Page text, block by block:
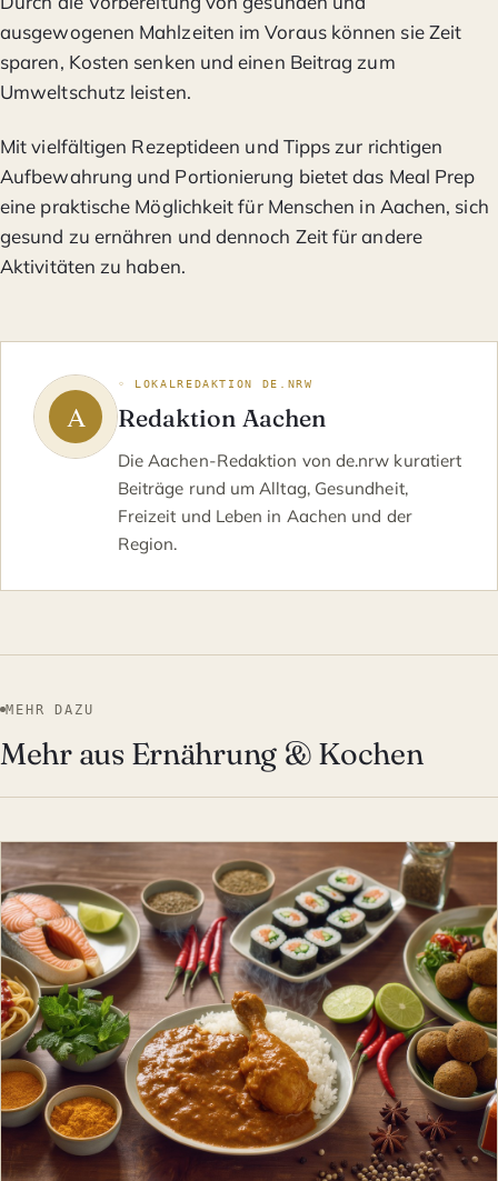
ausgewogenen Mahlzeiten im Voraus können sie Zeit
sparen, Kosten senken und einen Beitrag zum
Umweltschutz leisten.
Mit vielfältigen Rezeptideen und Tipps zur richtigen
Aufbewahrung und Portionierung bietet das Meal Prep
eine praktische Möglichkeit für Menschen in Aachen, sich
gesund zu ernähren und dennoch Zeit für andere
Aktivitäten zu haben.
◦ LOKALREDAKTION DE.NRW
Redaktion Aachen
Die Aachen-Redaktion von de.nrw kuratiert
Beiträge rund um Alltag, Gesundheit,
Freizeit und Leben in Aachen und der
Region.
MEHR DAZU
Mehr aus Ernährung & Kochen
ERNÄHRUNG & KOCHEN